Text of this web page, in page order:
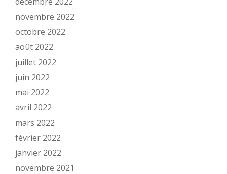
novembre 2022
octobre 2022
août 2022
juillet 2022
juin 2022
mai 2022
avril 2022
mars 2022
février 2022
janvier 2022
novembre 2021